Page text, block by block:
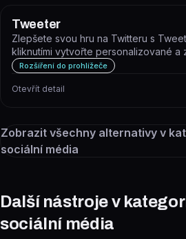
Tweeter
Zlepšete svou hru na Twitteru s
kliknutími vytvořte personalizované a
Rozšíření do prohlížeče
Otevřít detail
Zobrazit všechny alternativy v
sociální média
Další nástroje v
sociální média